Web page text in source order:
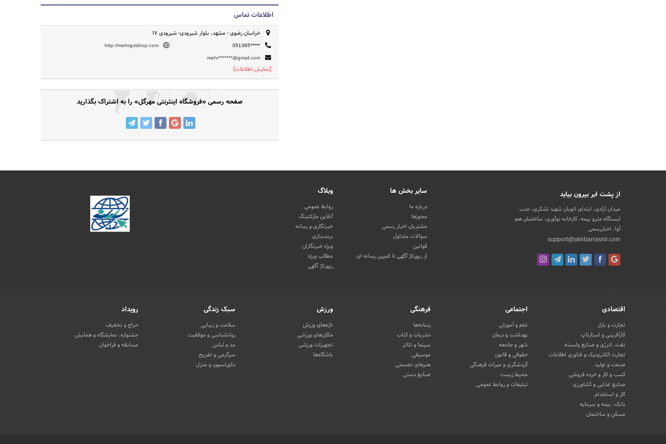
اطلاعات تماس
خراسان رضوی - مشهد، بلوار شیرودی- شیرودی 17
051385*****
http://mehrgolshop.com
mehr*******@gmail.com
[نمایش اطلاعات]
صفحه رسمی «فروشگاه اینترنتی مهرگل» را به اشتراک بگذارید
از پشت ابر بیرون بیاید
میدان آزادی، ابتدای اتوبان شهید لشکری، جنب
ایستگاه مترو بیمه، کارخانه نوآوری، ساختمان هم
آوا، اخباررسمی
support@akhbarrasmi.com
سایر بخش ها
درباره ما
مجوزها
مشتریان اخبار رسمی
سوالات متداول
قوانین
از رپورتاژ آگهی تا کمپین رسانه ای
وبلاگ
روابط عمومی
آنلاین مارکتینگ
خبرنگاری و رسانه
برندسازی
ویژه خبرنگاران
مطالب ویژه
رپورتاژ آگهی
اقتصادی
تجارت و بازار
کارآفرینی و استارتاپ
نفت، انرژی و صنایع وابسته
تجارت الکترونیک و فناوری اطلاعات
صنعت و تولید
کسب و کار و خرده فروشی
صنایع غذایی و کشاورزی
کار و استخدام
بانک، بیمه و سرمایه
مسکن و ساختمان
اجتماعی
علم و آموزش
بهداشت و درمان
شهر و جامعه
حقوقی و قانون
گردشگری و میراث فرهنگی
محیط زیست
تبلیغات و روابط عمومی
فرهنگی
رسانه‌ها
نشریات و کتاب
سینما و تئاتر
موسیقی
هنرهای تجسمی
صنایع دستی
ورزش
تازه‌های ورزش
مکان‌های ورزشی
تجهیزات ورزشی
باشگاه‌ها
سبک زندگی
سلامت و زیبایی
روانشناسی و موفقیت
مد و لباس
سرگرمی و تفریح
دکوراسیون و منزل
رویداد
حراج و تخفیف
جشنواره، نمایشگاه و همایش
مسابقه و فراخوان